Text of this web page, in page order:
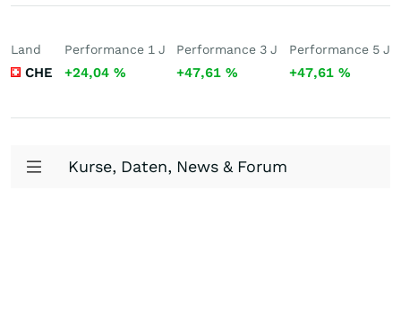
Land
CHE
Performance 1 J
+24,04 %
Performance 3 J
+47,61%
Performance 5 J
+47,61 %
Kurse, Daten, News & Forum